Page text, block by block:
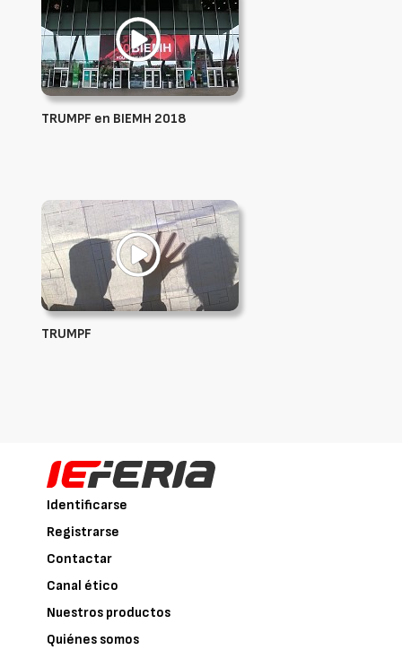
TRUMPF en BIEMH 2018
TRUMPF
Identificarse
Registrarse
Contactar
Canal ético
Nuestros productos
Quiénes somos